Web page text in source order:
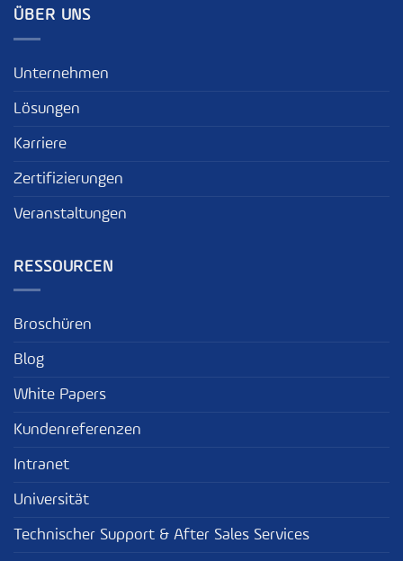
ÜBER UNS
Unternehmen
Lösungen
Karriere
Zertifizierungen
Veranstaltungen
RESSOURCEN
Broschüren
Blog
White Papers
Kundenreferenzen
Intranet
Universität
Technischer Support & After Sales Services